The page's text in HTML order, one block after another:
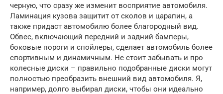
черную, что сразу же изменит восприятие автомобиля.
Ламинация кузова защитит от сколов и царапин, а
также придаст автомобилю более благородный вид.
Обвес, включающий передний и задний бамперы,
боковые пороги и спойлеры, сделает автомобиль более
спортивным и динамичным. Не стоит забывать и про
колесные диски – правильно подобранные диски могут
полностью преобразить внешний вид автомобиля. Я,
например, долго выбирал диски, чтобы они идеально